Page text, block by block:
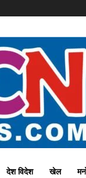
देश विदेश खेल